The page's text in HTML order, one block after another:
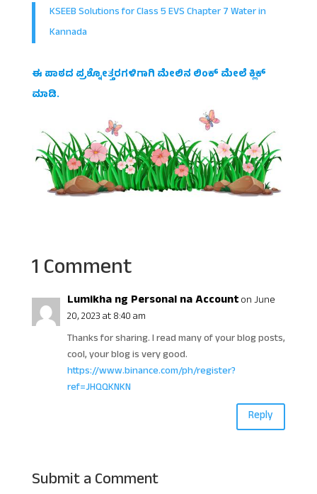
KSEEB Solutions for Class 5 EVS Chapter 7 Water in
Kannada
ಈ ಪಾಠದ ಪ್ರಶ್ನೋತ್ತರಗಳಿಗಾಗಿ ಮೇಲಿನ ಲಿಂಕ್ ಮೇಲೆ ಕ್ಲಿಕ್
ಮಾಡಿ.
1 Comment
Lumikha ng Personal na Accounton June
20, 2023 at 8:40 am
Thanks for sharing. I read many of your blog posts,
cool, your blog is very good.
https://www.binance.com/ph/register?
ref=JHQQKNKN
Reply
Submit a Comment